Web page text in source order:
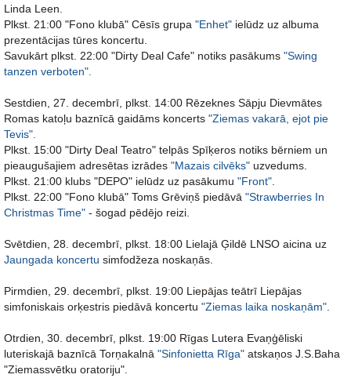
Linda Leen.
Plkst. 21:00 "Fono klubā" Cēsīs grupa "Enhet" ielūdz uz albuma
prezentācijas tūres koncertu.
Savukārt plkst. 22:00 "Dirty Deal Cafe" notiks pasākums "Swing
tanzen verboten".
Sestdien, 27. decembrī, plkst. 14:00 Rēzeknes Sāpju Dievmātes
Romas katoļu baznīcā gaidāms koncerts "Ziemas vakarā, ejot pie
Tevis".
Plkst. 15:00 "Dirty Deal Teatro" telpās Spīķeros notiks bērniem un
pieaugušajiem adresētas izrādes "Mazais cilvēks" uzvedums.
Plkst. 21:00 klubs "DEPO" ielūdz uz pasākumu "Front"
Plkst. 22:00 "Fono klubā" Toms Grēviņš piedāvā "Strawberries In
Christmas Time" - šogad pēdējo reizi.
Svētdien, 28. decembrī, plkst. 18:00 Lielajā Ģildē LNSO aicina uz
Jaungada koncertu simfodžeza noskaņās.
Pirmdien, 29. decembrī, plkst. 19:00 Liepājas teātrī Liepājas
simfoniskais orķestris piedāvā koncertu "Ziemas laika noskaņām"
Otrdien, 30. decembrī, plkst. 19:00 Rīgas Lutera Evaņģēliski
luteriskajā baznīcā Torņakalnā "Sinfonietta Rīga" atskaņos J.S.Baha
"Ziemassvētku oratoriju".